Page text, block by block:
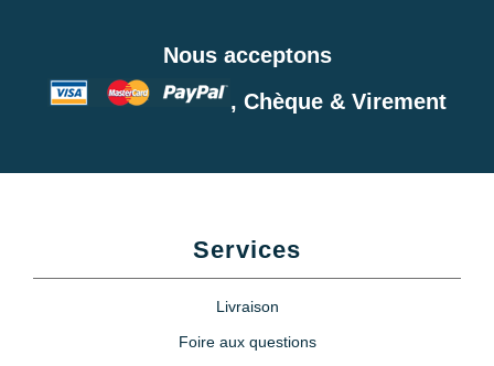
Nous acceptons
, Chèque & Virement
Services
Livraison
Foire aux questions